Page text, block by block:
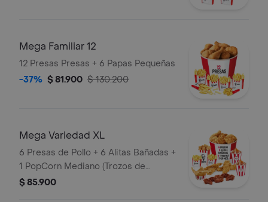
Mega Familiar 12
12 Presas Presas + 6 Papas Pequeñas
-37% $ 81.900 $ 130.200
Mega Variedad XL
6 Presas de Pollo + 6 Alitas Bañadas +
1 PopCorn Mediano (Trozos de
pechuga apanados) + 4 Tenders (Tiras
$ 85.900